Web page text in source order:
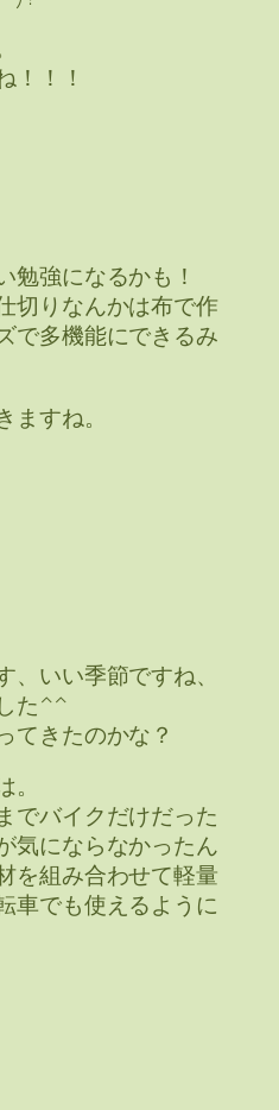
！！！
勉強になるかも！
切りなんかは布で作
で多機能にできるみ
すね。
いい季節ですね、
た^^
てきたのかな？
でバイクだけだった
気にならなかったん
を組み合わせて軽量
車でも使えるように